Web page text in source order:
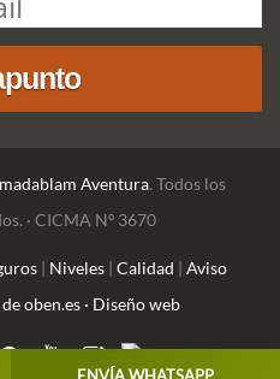
Aventura. Todos los
· CICMA Nº 3670
| Niveles| Calidad | Aviso
oben.es · Diseño web